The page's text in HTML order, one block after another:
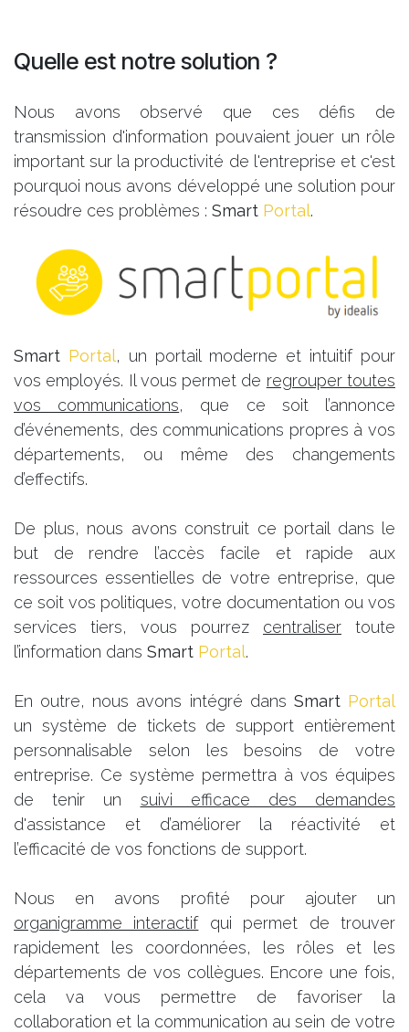
Quelle est notre solution ?
Nous avons observé que ces défis de
transmission d'information pouvaient jouer un rôle
important sur la productivité de l'entreprise et c'est
pourquoi nous avons développé une solution pour
résoudre ces problèmes : Smart Portal.
Smart Portal, un portail moderne et intuitif pour
vos employés. Il vous permet de regrouper toutes
vos communications, que ce soit l’annonce
d’événements, des communications propres à vos
départements, ou même des changements
d’effectifs.
De plus, nous avons construit ce portail dans le
but de rendre l’accès facile et rapide aux
ressources essentielles de votre entreprise, que
ce soit vos politiques, votre documentation ou vos
services tiers, vous pourrez centraliser toute
l’information dans Smart Portal.
En outre, nous avons intégré dans Smart Portal
un système de tickets de support entièrement
personnalisable selon les besoins de votre
entreprise. Ce système permettra à vos équipes
de tenir un suivi efficace des demandes
d'assistance et d’améliorer la réactivité et
l’efficacité de vos fonctions de support.
Nous en avons profité pour ajouter un
organigramme interactifqui permet de trouver
rapidement les coordonnées, les rôles et les
départements de vos collègues. Encore une fois,
cela va vous permettre de favoriser la
collaboration et la communication au sein de votre